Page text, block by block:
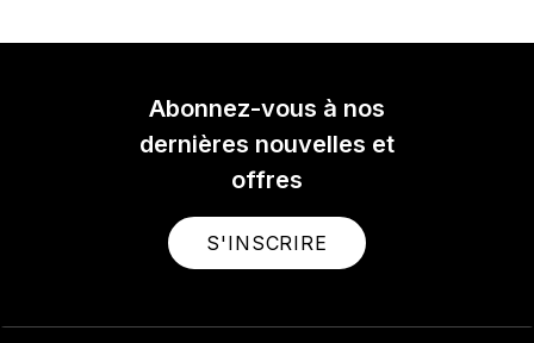
Abonnez-vous à nos
dernières nouvelles et
offres
S'INSCRIRE